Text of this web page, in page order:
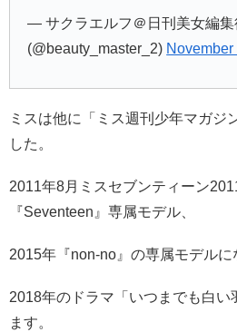
— サクラエルフ＠日刊美女編集
(@beauty_master_2) November
ミスは他に「ミス週刊少年マガジ
した。
2011年8月ミスセブンティーン
『Seventeen』専属モデル、
2015年『non-no』の専属モデルに
2018年のドラマ「いつまでも白い
ます。